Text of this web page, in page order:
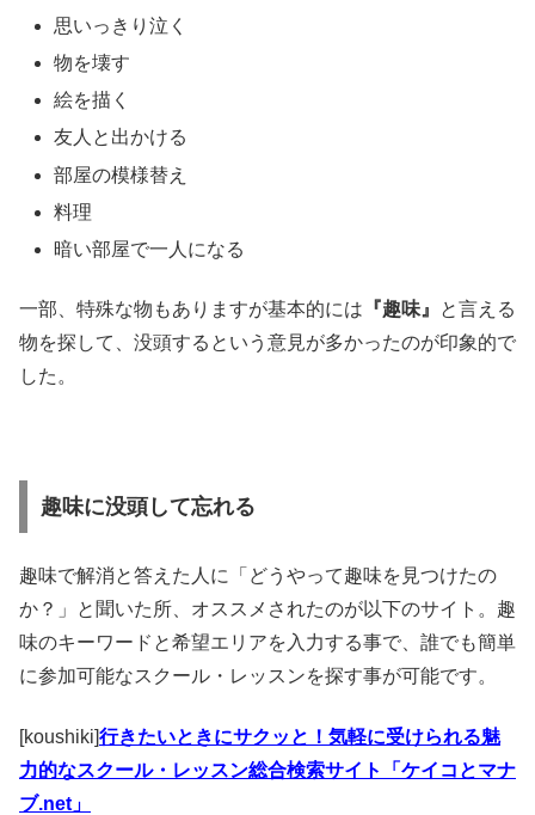
思いっきり泣く
物を壊す
絵を描く
友人と出かける
部屋の模様替え
料理
暗い部屋で一人になる
一部、特殊な物もありますが基本的には 『趣味』
と言える
物を探して、没頭するという意見が多かったのが印象的で
した。
趣味に没頭して忘れる
趣味で解消と答えた人に「どうやって趣味を見つけたの
か？」と聞いた所、オススメされたのが以下のサイト。趣
味のキーワードと希望エリアを入力する事で、誰でも簡単
に参加可能なスクール・レッスンを探す事が可能です。
[koushiki]行きたいときにサクッと！気軽に受けられる魅
力的なスクール・レッスン総合検索サイト「ケイコとマナ
ブ.net」